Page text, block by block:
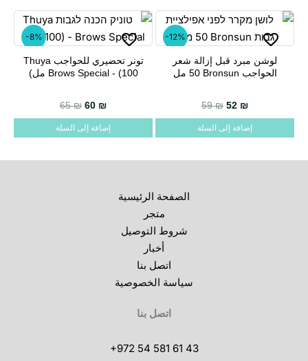
-12%
لوشن مبرد قبل إزالة شعر
الحواجب Bronsun ‏50 مل
59₪ 52 ₪
إضافة إلى السلة
-8%
تونر تحضيري للحواجب Thuya
Brows Special - (100 مل)
65₪ 60 ₪
إضافة إلى السلة
الصفحة الرئيسية
متجر
شروط التوصيل
أخبار
اتصل بنا
سياسة الخصوصية
اتصل بنا
+972 54 581 61 43